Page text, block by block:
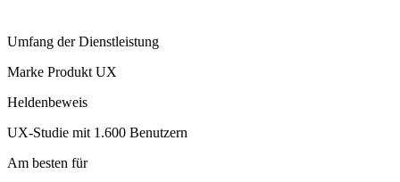
Umfang der Dienstleistung
Marke Produkt UX
Heldenbeweis
UX-Studie mit 1.600 Benutzern
Am besten für